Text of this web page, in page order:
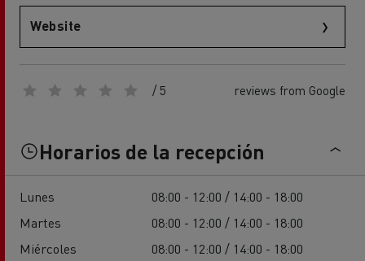
Website
/ 5 reviews from Google
Horarios de la recepción
Lunes
08:00 - 12:00 / 14:00 - 18:00
Martes
08:00 - 12:00 / 14:00 - 18:00
Miércoles
08:00 - 12:00 / 14:00 - 18:00